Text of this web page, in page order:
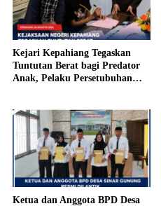
Kejari Kepahiang Tegaskan
Tuntutan Berat bagi Predator
Anak, Pelaku Persetubuhan
Penjara
Ketua dan Anggota BPD Desa